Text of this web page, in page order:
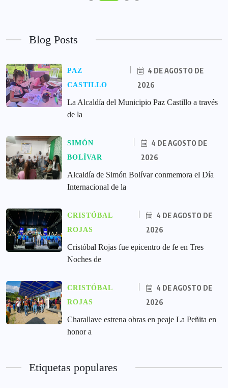
Blog Posts
PAZ
CASTILLO
4 DE AGOSTO DE
2026
La Alcaldía del Municipio Paz Castillo a través
de la
SIMÓN
BOLÍVAR
4 DE AGOSTO DE
2026
Alcaldía de Simón Bolívar conmemora el Día
Internacional de la
CRISTÓBAL
ROJAS
4 DE AGOSTO DE
2026
Cristóbal Rojas fue epicentro de fe en Tres
Noches de
CRISTÓBAL
ROJAS
4 DE AGOSTO DE
2026
Charallave estrena obras en peaje La Peñita en
honor a
Etiquetas populares